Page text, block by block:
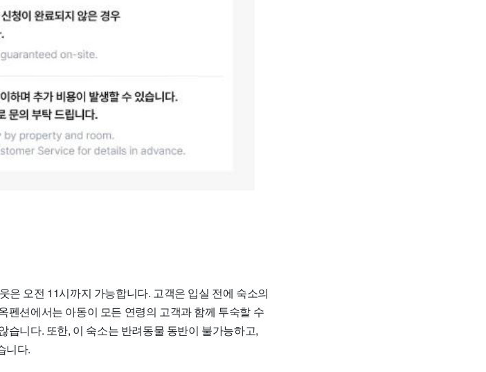
은 오전 11시까지 가능합니다. 고객은 입실 전에 숙소의
펜션에서는 아동이 모든 연령의 고객과 함께 투숙할 수
습니다. 또한, 이 숙소는 반려동물 동반이 불가능하고,
니다.